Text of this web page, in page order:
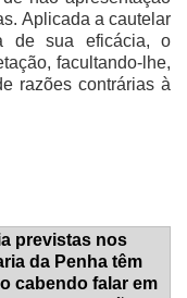
Aplicada a cautelar
de sua eficácia, o
facultando-lhe,
razões contrárias à
previstas nos
da Penha têm
cabendo falar em